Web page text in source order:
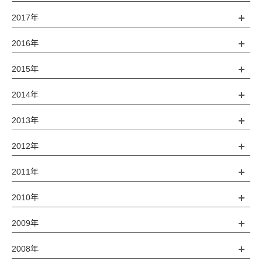
2017年
2016年
2015年
2014年
2013年
2012年
2011年
2010年
2009年
2008年